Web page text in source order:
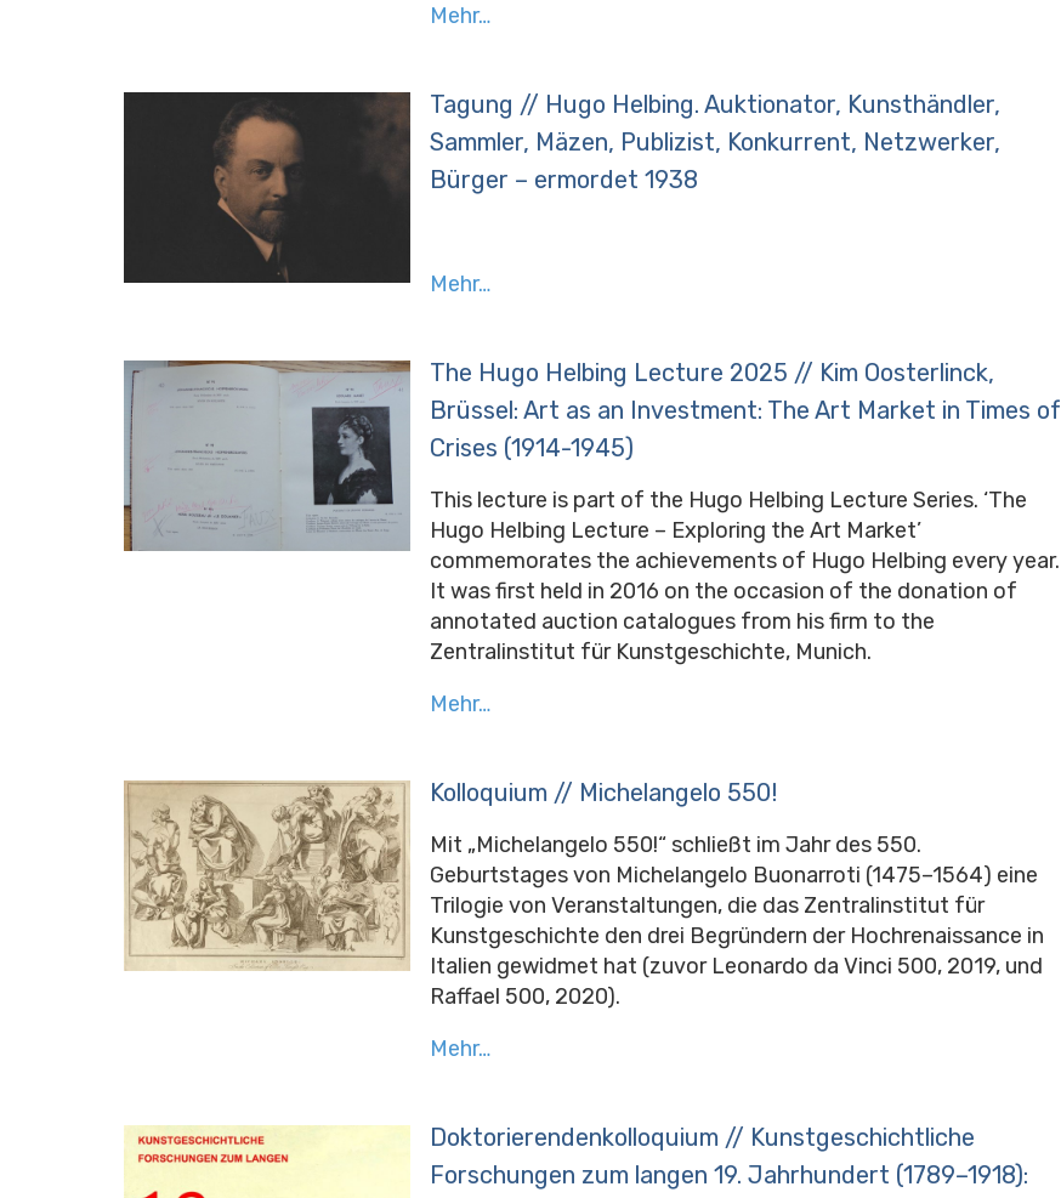
Mehr…
Tagung // Hugo Helbing. Auktionator, Kunsthändler,
Sammler, Mäzen, Publizist, Konkurrent, Netzwerker,
Bürger – ermordet 1938
Mehr…
The Hugo Helbing Lecture 2025 // Kim Oosterlinck,
Brüssel: Art as an Investment: The Art Market in Times of
Crises (1914-1945)
This lecture is part of the Hugo Helbing Lecture Series. ‘The
Hugo Helbing Lecture – Exploring the Art Market’
commemorates the achievements of Hugo Helbing every year.
It was first held in 2016 on the occasion of the donation of
annotated auction catalogues from his firm to the
Zentralinstitut für Kunstgeschichte, Munich.
Mehr…
Kolloquium // Michelangelo 550!
Mit „Michelangelo 550!“ schließt im Jahr des 550.
Geburtstages von Michelangelo Buonarroti (1475–1564) eine
Trilogie von Veranstaltungen, die das Zentralinstitut für
Kunstgeschichte den drei Begründern der Hochrenaissance in
Italien gewidmet hat (zuvor Leonardo da Vinci 500, 2019, und
Raffael 500, 2020).
Mehr…
Doktorierendenkolloquium // Kunstgeschichtliche
Forschungen zum langen 19. Jahrhundert (1789–1918):